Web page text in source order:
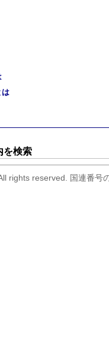
は
を検索
rights reserved. 国連番号